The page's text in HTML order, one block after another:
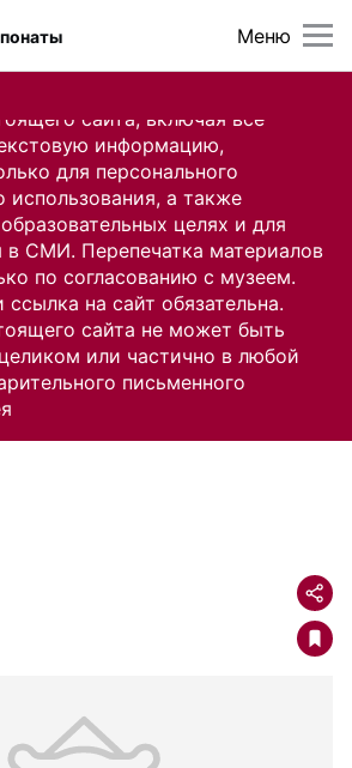
сайта, включая все
информацию,
для персонального
использования, а также
целях и для
в СМИ. Перепечатка материалов
по согласованию с музеем.
на сайт обязательна.
сайта не может быть
или частично в любой
письменного
Меню